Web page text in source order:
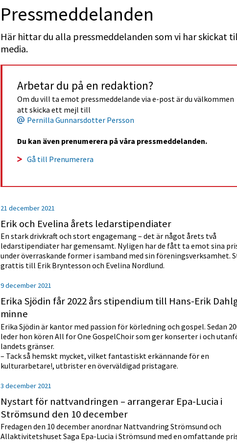
Press­med­delan­den
Här hittar du alla pressmeddelanden som vi har skickat
media.
Arbetar du på en redaktion?
Om du vill ta emot pressmeddelande via e-post är du välkommen
att skicka ett mejl till
Pernilla Gunnarsdotter Persson
Du kan även prenumerera på våra pressmeddelanden.
Gå till Prenumerera
21 december 2021
Erik och Evelina årets ledarstipendiater
En stark drivkraft och stort engagemang – det är något årets två
ledarstipendiater har gemensamt. Nyligen har de fått ta emot sina
under överraskande former i samband med sin föreningsverksamhet.
grattis till Erik Bryntesson och Evelina Nordlund.
9 december 2021
Erika Sjödin får 2022 års stipendium till Hans-Erik
minne
Erika Sjödin är kantor med passion för körledning och gospel. Sedan
leder hon kören All for One GospelChoir som ger konserter i och
landets gränser.
– Tack så hemskt mycket, vilket fantastiskt erkännande för en
kulturarbetare!, utbrister en överväldigad pristagare.
3 december 2021
Nystart för nattvandringen – arrangerar Epa-Lucia i
Strömsund den 10 december
Fredagen den 10 december anordnar Nattvandring Strömsund och
Allaktivitetshuset Saga Epa-Lucia i Strömsund med en omfattande